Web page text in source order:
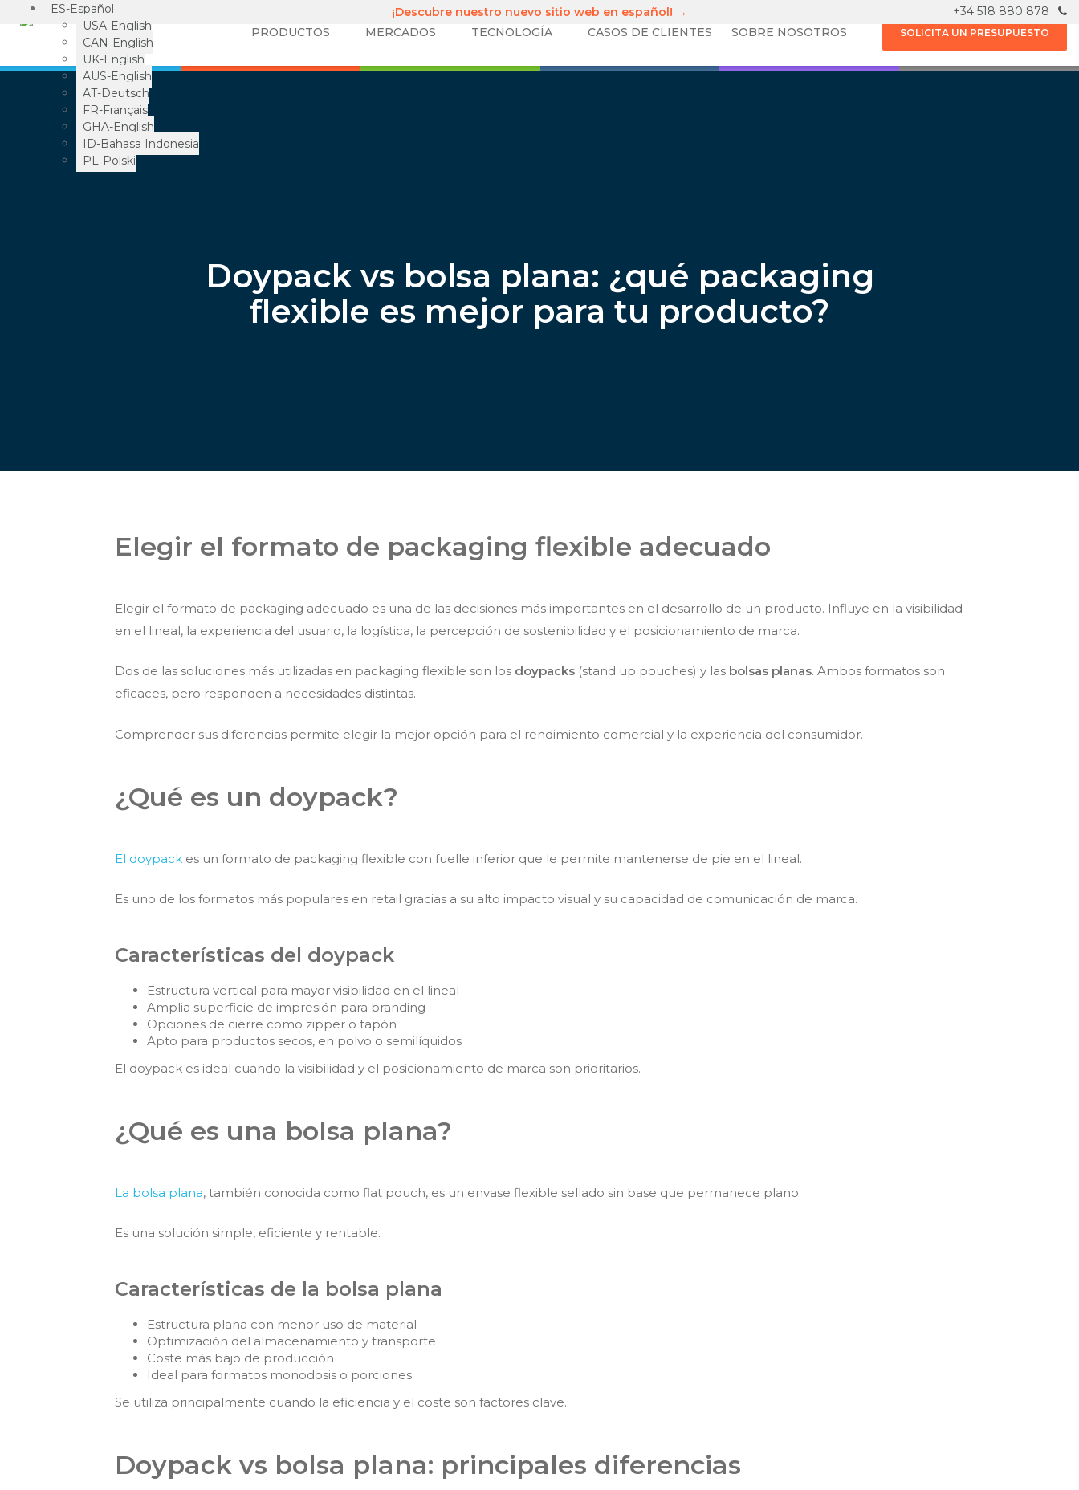
ES-Español
USA-English
CAN-English
UK-English
AUS-English
AT-Deutsch
FR-Français
GHA-English
ID-Bahasa Indonesia
PL-Polski
¡Descubre nuestro nuevo sitio web en español! →
+34 518 880 878
PRODUCTOS
MERCADOS TECNOLOGÍA CASOS DE CLIENTES SOBRE NOSOTROS SOLICITA UN PRESUPUESTO
Doypack vs bolsa plana: ¿qué packaging
flexible es mejor para tu producto?
Elegir el formato de packaging flexible adecuado
Elegir el formato de packaging adecuado es una de las decisiones más importantes en el desarrollo de un producto. Influye en la visibilidad
en el lineal, la experiencia del usuario, la logística, la percepción de sostenibilidad y el posicionamiento de marca.
Dos de las soluciones más utilizadas en packaging flexible son los doypacks (stand up pouches) y las bolsas planas. Ambos formatos son
eficaces, pero responden a necesidades distintas.
Comprender sus diferencias permite elegir la mejor opción para el rendimiento comercial y la experiencia del consumidor.
¿Qué es un doypack?
El doypack es un formato de packaging flexible con fuelle inferior que le permite mantenerse de pie en el lineal.
Es uno de los formatos más populares en retail gracias a su alto impacto visual y su capacidad de comunicación de marca.
Características del doypack
Estructura vertical para mayor visibilidad en el lineal
Amplia superficie de impresión para branding
Opciones de cierre como zipper o tapón
Apto para productos secos, en polvo o semilíquidos
El doypack es ideal cuando la visibilidad y el posicionamiento de marca son prioritarios.
¿Qué es una bolsa plana?
La bolsa plana, también conocida como flat pouch, es un envase flexible sellado sin base que permanece plano.
Es una solución simple, eficiente y rentable.
Características de la bolsa plana
Estructura plana con menor uso de material
Optimización del almacenamiento y transporte
Coste más bajo de producción
Ideal para formatos monodosis o porciones
Se utiliza principalmente cuando la eficiencia y el coste son factores clave.
Doypack vs bolsa plana: principales diferencias